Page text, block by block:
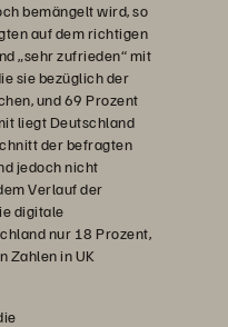
bemängelt wird, so
auf dem richtigen
„sehr zufrieden“ mit
sie bezüglich der
und 69 Prozent
liegt Deutschland
der befragten
jedoch nicht
Verlauf der
digitale
nur 18 Prozent,
Zahlen in UK